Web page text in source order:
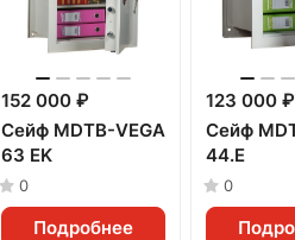
152 000 ₽
Сейф MDTB-VEGA
63 EK
0
Подробнее
123 000 ₽
Сейф
44.E
0